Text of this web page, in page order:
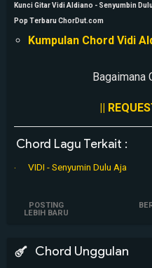
Kunci Gitar Vidi Aldiano - Senyumbin
Pop Terbaru ChorDut.com
Kumpulan Chord Vidi
Bagaimana
||
Chord Lagu Terkait :
VIDI - Senyumin Dulu Aja
POSTING
LEBIH BARU
Chord Unggulan